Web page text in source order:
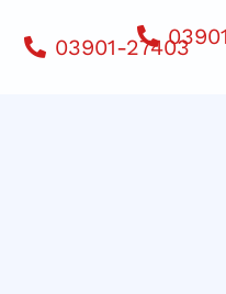
03901-27403